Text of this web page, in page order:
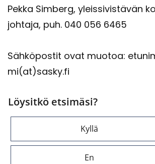
Pekka Sim­berg, yleis­si­vis­tä­vän
joh­ta­ja, puh. 040 056 6465
Säh­kö­pos­tit ovat muo­toa:
mi(at)sasky.fi
Löysitkö etsimäsi?
Kyllä
En